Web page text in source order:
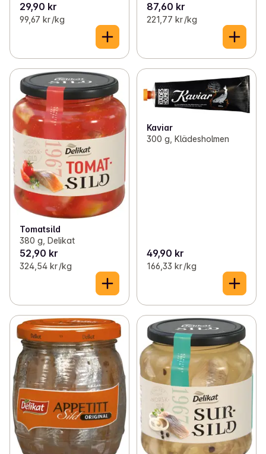
29,90 kr
99,67 kr /kg
87,60 kr
221,77 kr /kg
Tomatsild
380 g, Delikat
52,90 kr
324,54 kr /kg
Kaviar
300 g, Klädesholmen
49,90 kr
166,33 kr /kg